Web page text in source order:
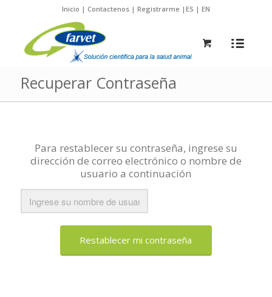
Inicio | Contactenos| Registrarme| ES | EN
Recuperar Contraseña
Para restablecer su contraseña, ingrese su
dirección de correo electrónico o nombre de
usuario a continuación